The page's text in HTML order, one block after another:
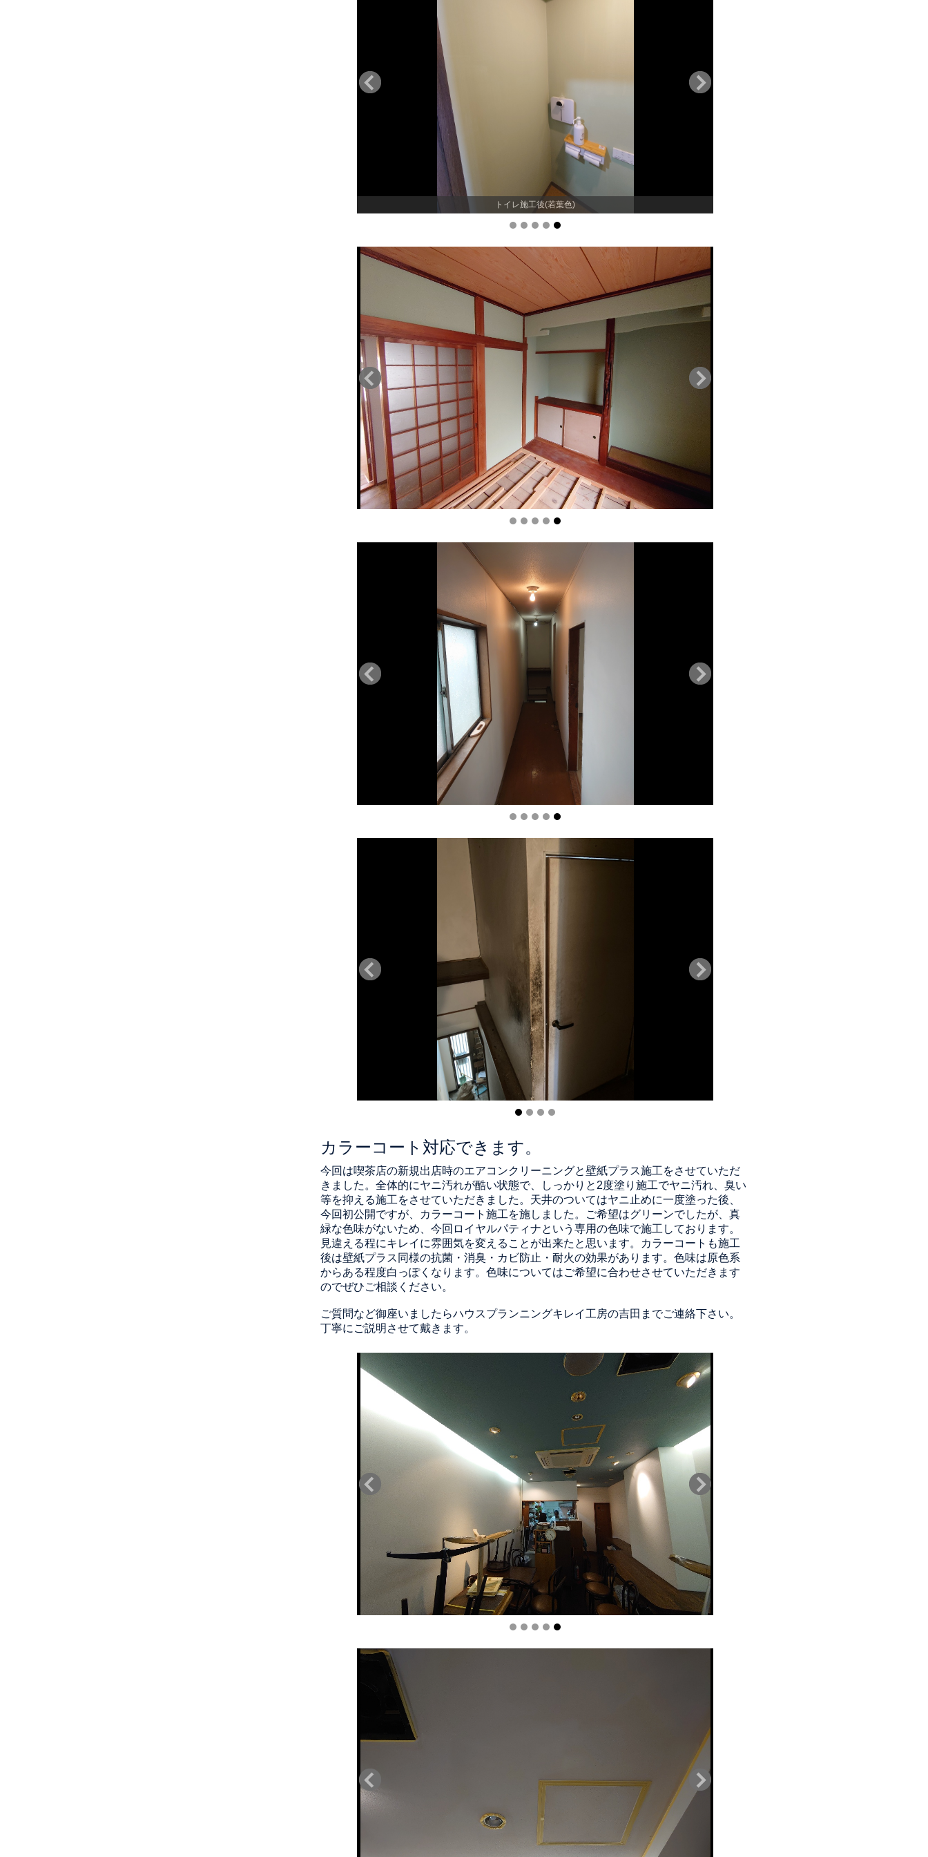
トイレ施工後(若葉色)
カラーコート対応できます。
今回は喫茶店の新規出店時のエアコンクリーニングと壁紙プラス施工をさせていただ
きました。全体的にヤニ汚れが酷い状態で、しっかりと2度塗り施工でヤニ汚れ、臭い
等を抑える施工をさせていただきました。天井のついてはヤニ止めに一度塗った後、
今回初公開ですが、カラーコート施工を施しました。ご希望はグリーンでしたが、真
緑な色味がないため、今回ロイヤルパティナという専用の色味で施工しております。
見違える程にキレイに雰囲気を変えることが出来たと思います。カラーコートも施工
後は壁紙プラス同様の抗菌・消臭・カビ防止・耐火の効果があります。色味は原色系
からある程度白っぽくなります。色味についてはご希望に合わせさせていただきます
のでぜひご相談ください。
ご質問など御座いましたらハウスプランニングキレイ工房の吉田までご連絡下さい。
丁寧にご説明させて戴きます。